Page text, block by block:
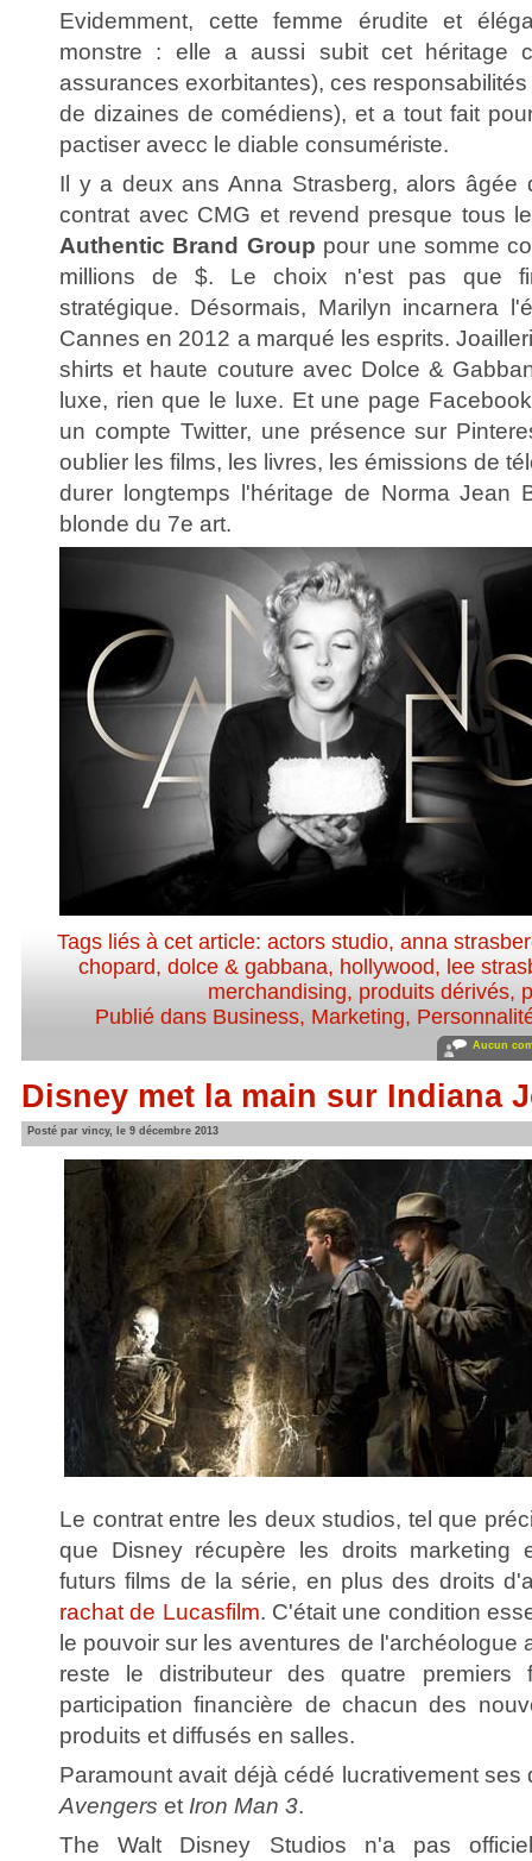
Evidemment, cette femme érudite et
monstre : elle a aussi subit cet héritage
assurances exorbitantes), ces
de dizaines de comédiens), et a tout fait
pactiser avecc le diable consumériste.
Il y a deux ans Anna Strasberg, alors âgée
contrat avec CMG et revend presque tous
Authentic Brand Group pour une somme
millions de $. Le choix n'est pas que
stratégique. Désormais, Marilyn incarnera
Cannes en 2012 a marqué les esprits.
shirts et haute couture avec Dolce &
luxe, rien que le luxe. Et une page
un compte Twitter, une présence sur
oublier les films, les livres, les émissions de
durer longtemps l'héritage de Norma Jean
blonde du 7e art.
Tags liés à cet article: actors studio, anna
chopard,dolce & gabbana, hollywood, lee
merchandising, produits dérivés,
Publié dans Business, Marketing,
Aucun
Disney met la main sur Indiana
Posté par vincy, le 9 décembre 2013
Le contrat entre les deux studios, tel que
que Disney récupère les droits marketing
futurs films de la série, en plus des droits
rachat de Lucasfilm. C'était une condition
le pouvoir sur les aventures de l'archéologue
reste le distributeur des quatre premiers
participation financière de chacun des
produits et diffusés en salles.
Paramount avait déjà cédé lucrativement ses
Avengers et Iron Man 3.
The Walt Disney Studios n'a pas